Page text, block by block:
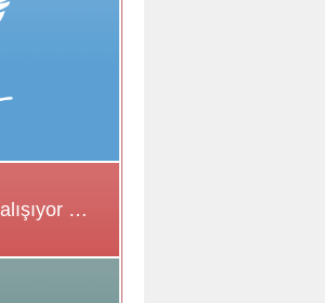
Google Chrome Yavaş Çalışıyor Sorunu için Çözüm Önerileri